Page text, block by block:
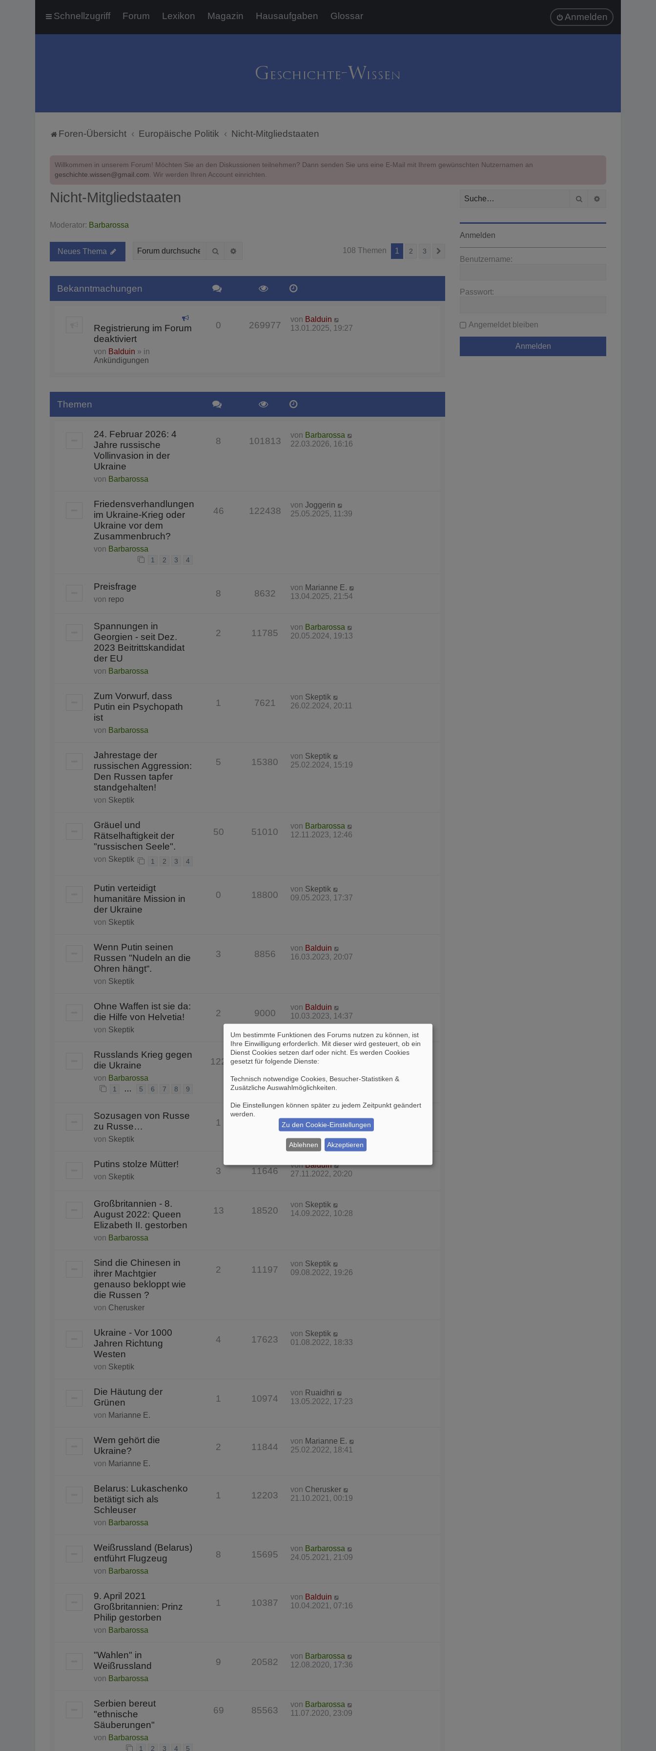
Schnellzugriff Forum Lexikon Magazin Hausaufgaben Glossar Anmelden
Foren-Übersicht Europäische Politik Nicht-Mitgliedstaaten
Willkommen in unserem Forum! Möchten Sie an den Diskussionen teilnehmen? Dann senden Sie uns eine E-Mail mit Ihrem gewünschten Nutzernamen an
geschichte.wissen@gmail.com. Wir werden Ihren Account einrichten.
Nicht-Mitgliedstaaten
Moderator: Barbarossa
Neues Thema Suche 108 Themen 1 2 3
Bekanntmachungen
Registrierung im Forum
deaktiviert
von Balduin » in
Ankündigungen
0 269977
von Balduin
13.01.2025, 19:27
Themen
24. Februar 2026: 4
Jahre russische
Vollinvasion in der
Ukraine
von Barbarossa
8 101813
von Barbarossa
22.03.2026, 16:16
Friedensverhandlungen
im Ukraine-Krieg oder
Ukraine vor dem
Zusammenbruch?
von Barbarossa
1 2 3 4
46 122438
von Joggerin
25.05.2025, 11:39
Preisfrage
von repo
8 8632
von Marianne E.
13.04.2025, 21:54
Spannungen in
Georgien - seit Dez.
2023 Beitrittskandidat
der EU
von Barbarossa
2 11785
von Barbarossa
20.05.2024, 19:13
Zum Vorwurf, dass
Putin ein Psychopath
ist
von Barbarossa
1 7621
von Skeptik
26.02.2024, 20:11
Jahrestage der
russischen Aggression:
Den Russen tapfer
standgehalten!
von Skeptik
5 15380
von Skeptik
25.02.2024, 15:19
Gräuel und
Rätselhaftigkeit der
"russischen Seele".
von Skeptik 1 2 3 4
50 51010
von Barbarossa
12.11.2023, 12:46
Putin verteidigt
humanitäre Mission in
der Ukraine
von Skeptik
0 18800
von Skeptik
09.05.2023, 17:37
Wenn Putin seinen
Russen "Nudeln an die
Ohren hängt“.
von Skeptik
3 8856
von Balduin
16.03.2023, 20:07
Ohne Waffen ist sie da:
die Hilfe von Helvetia!
von Skeptik
2 9000
von Balduin
10.03.2023, 14:37
Russlands Krieg gegen
die Ukraine
von Barbarossa
1 … 5 6 7 8 9
122 107410
vonBarbarossa
26.02.2023, 22:43
Sozusagen von Russe
zu Russe…
von Skeptik
1
vonBalduin
22.02.2023, 19:50
Putins stolze Mütter!
von Skeptik
3 11646
vonBalduin
27.11.2022, 20:20
Großbritannien - 8.
August 2022: Queen
Elizabeth II. gestorben
von Barbarossa
13 18520
von Skeptik
14.09.2022, 10:28
Sind die Chinesen in
ihrer Machtgier
genauso bekloppt wie
die Russen ?
von Cherusker
2 11197
von Skeptik
09.08.2022, 19:26
Ukraine - Vor 1000
Jahren Richtung
Westen
von Skeptik
4 17623
von Skeptik
01.08.2022, 18:33
Die Häutung der
Grünen
von Marianne E.
1 10974
von Ruaidhri
13.05.2022, 17:23
Wem gehört die
Ukraine?
von Marianne E.
2 11844
von Marianne E.
25.02.2022, 18:41
Belarus: Lukaschenko
betätigt sich als
Schleuser
von Barbarossa
1 12203
von Cherusker
21.10.2021, 00:19
Weißrussland (Belarus)
entführt Flugzeug
von Barbarossa
8 15695
von Barbarossa
24.05.2021, 21:09
9. April 2021
Großbritannien: Prinz
Philip gestorben
von Barbarossa
1 10387
von Balduin
10.04.2021, 07:16
"Wahlen" in
Weißrussland
von Barbarossa
9 20582
von Barbarossa
12.08.2020, 17:36
Serbien bereut
"ethnische
Säuberungen"
von Barbarossa
1 2 3 4 5
69 85563
von Barbarossa
11.07.2020, 23:09
Suche
Anmelden
Benutzername:
Passwort:
Angemeldet bleiben
Um bestimmte Funktionen des Forums nutzen zu können, ist
Ihre Einwilligung erforderlich. Mit dieser wird gesteuert, ob ein
Dienst Cookies setzen darf oder nicht. Es werden Cookies
gesetzt für folgende Dienste:
Technisch notwendige Cookies, Besucher-Statistiken &
Zusätzliche Auswahlmöglichkeiten
Die Einstellungen können später zu jedem Zeitpunkt geändert
werden.
Zu den Cookie-Einstellungen
Ablehnen Akzeptieren